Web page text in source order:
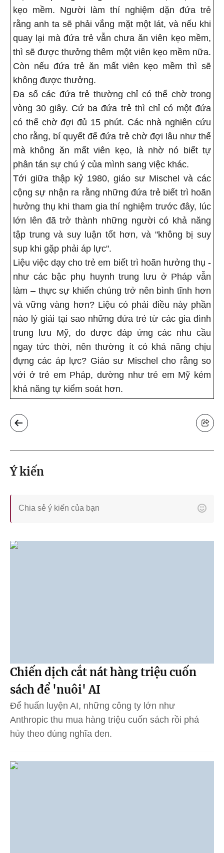
kẹo mềm. Người làm thí nghiệm dặn đứa trẻ
rằng anh ta sẽ phải vắng mặt một lát, và nếu khi
quay lại mà đứa trẻ vẫn chưa ăn viên kẹo mềm,
thì sẽ được thưởng thêm một viên kẹo mềm nữa.
Còn nếu đứa trẻ ăn mất viên kẹo mềm thì sẽ
không được thưởng.
Đa số các đứa trẻ thường chỉ có thể chờ trong
vòng 30 giây. Cứ ba đứa trẻ thì chỉ có một đứa
có thể chờ đợi đủ 15 phút. Các nhà nghiên cứu
cho rằng, bí quyết để đứa trẻ chờ đợi lâu như thế
mà không ăn mất viên kẹo, là nhờ nó biết tự
phân tán sự chú ý của mình sang việc khác.
Tới giữa thập kỷ 1980, giáo sư Mischel và các
cộng sự nhận ra rằng những đứa trẻ biết trì hoãn
hưởng thụ khi tham gia thí nghiệm trước đây, lúc
lớn lên đã trở thành những người có khả năng
tập trung và suy luận tốt hơn, và "không bị suy
sụp khi gặp phải áp lực".
Liệu việc dạy cho trẻ em biết trì hoãn hưởng thụ -
như các bậc phụ huynh trung lưu ở Pháp vẫn
làm – thực sự khiến chúng trở nên bình tĩnh hơn
và vững vàng hơn? Liệu có phải điều này phần
nào lý giải tại sao những đứa trẻ từ các gia đình
trung lưu Mỹ, do được đáp ứng các nhu cầu
ngay tức thời, nên thường ít có khả năng chịu
đựng các áp lực? Giáo sư Mischel cho rằng so
với ở trẻ em Pháp, dường như trẻ em Mỹ kém
khả năng tự kiểm soát hơn.
Ý kiến
Chiến dịch cắt nát hàng triệu cuốn
sách để 'nuôi' AI
Để huấn luyện AI, những công ty lớn như
Anthropic thu mua hàng triệu cuốn sách rồi phá
hủy theo đúng nghĩa đen.